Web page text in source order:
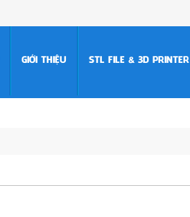
GIỚI THIỆU STL FILE & 3D PRINTER